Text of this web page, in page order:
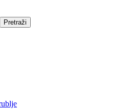
Pretraži